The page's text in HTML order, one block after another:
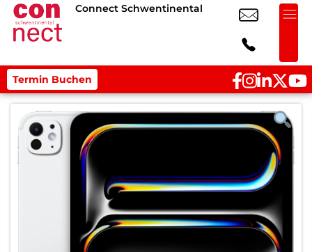
Connect Schwentinental
Termin Buchen